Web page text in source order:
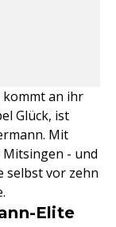
an ihr
Glück, ist
Mit
- und
selbst vor zehn
Elite